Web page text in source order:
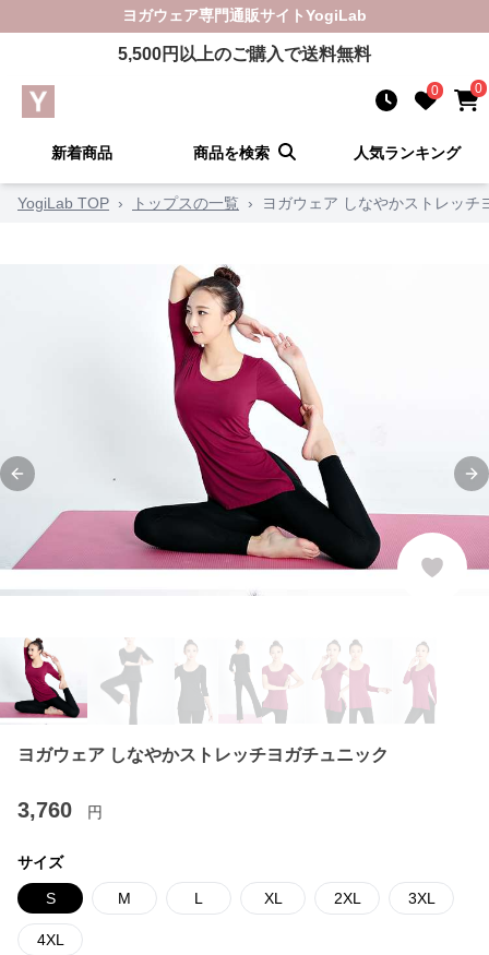
ヨガウェア専門通販サイトYogiLab
5,500円以上のご購入で送料無料
0 0
新着商品 商品を検索 人気ランキング
YogiLab TOP › トップスの一覧 › ヨガウェア しなやかストレッチ
Previous slide
ヨガウェア しなやかストレッチヨガチュニック
3,760 円
サイズ
S M L XL 2XL 3XL
4XL